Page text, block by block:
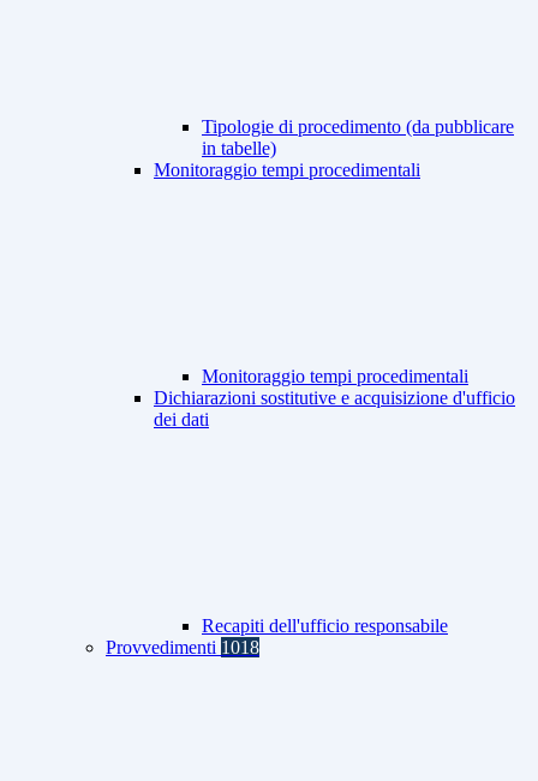
Tipologie di procedimento (da pubblicare
in tabelle)
Monitoraggio tempi procedimentali
Monitoraggio tempi procedimentali
Dichiarazioni sostitutive e acquisizione d'ufficio
dei dati
Recapiti dell'ufficio responsabile
Provvedimenti 1018